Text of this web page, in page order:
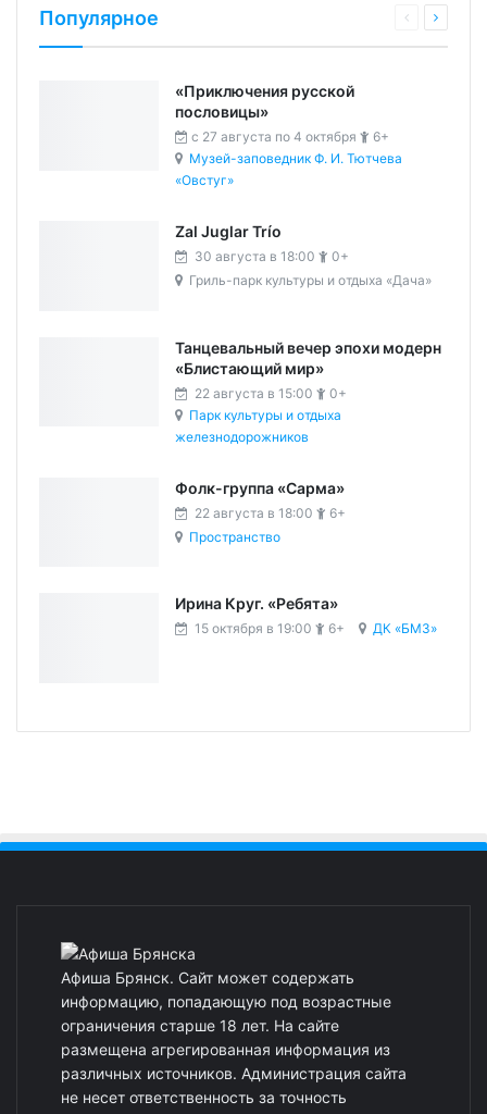
Популярное
«Приключения русской
пословицы»
c 27 августа по 4 октября
6+
Музей-заповедник Ф. И. Тютчева
«Овстуг»
Zal Juglar Trío
30 августа в 18:00
0+
Гриль-парк культуры и отдыха «Дача»
Танцевальный вечер эпохи модерн
«Блистающий мир»
22 августа в 15:00
0+
Парк культуры и отдыха
железнодорожников
Фолк-группа «Сарма»
22 августа в 18:00
6+
Пространство
Ирина Круг. «Ребята»
15 октября в 19:00 6+ ДК «БМЗ»
Афиша Брянск. Сайт может содержать
информацию, попадающую под возрастные
ограничения старше 18 лет. На сайте
размещена агрегированная информация из
различных источников. Администрация сайта
не несет ответственность за точность